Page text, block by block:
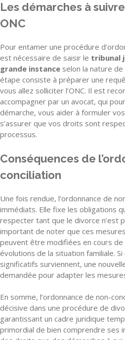
Les démarches à
ONC
Pour entamer une procédure
est nécessaire de saisir le tribunal
grande instance selon la nature
étape consiste à préparer une
vous allez solliciter l’ONC. Il est
accompagner par un avocat, qui
démarche, vous aider à formuler
s’assurer que vos droits sont
processus.
Conséquences de
conciliation
Une fois rendue, l’ordonnance de
immédiats. Elle fixe les obligations
respecter tant que le divorce n’est
important de noter que ces
peuvent être modifiées en cours
évolutions de la situation familiale.
significatifs surviennent, une
demandée pour adapter les
En somme, l’ordonnance de non-
décisive dans une procédure de
garantissant un cadre juridique
primordial de bien comprendre ses